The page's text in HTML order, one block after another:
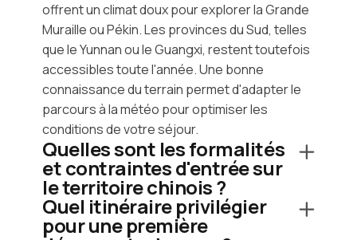
offrent un climat doux pour explorer la Grande
Muraille ou Pékin. Les provinces du Sud, telles
que le Yunnan ou le Guangxi, restent toutefois
accessibles toute l'année. Une bonne
connaissance du terrain permet d'adapter le
parcours à la météo pour optimiser les
conditions de votre séjour.
Quelles sont les formalités
et contraintes d'entrée sur
le territoire chinois ?
Quel itinéraire privilégier
pour une première